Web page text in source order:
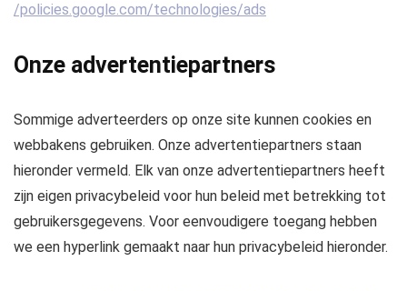
/policies.google.com/technologies/ads
Onze advertentiepartners
Sommige adverteerders op onze site kunnen cookies en
webbakens gebruiken. Onze advertentiepartners staan ​​
hieronder vermeld. Elk van onze advertentiepartners heeft
zijn eigen privacybeleid voor hun beleid met betrekking tot
gebruikersgegevens. Voor eenvoudigere toegang hebben
we een hyperlink gemaakt naar hun privacybeleid hieronder.